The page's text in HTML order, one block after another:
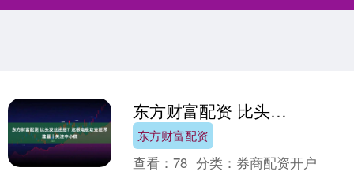
东方财富配资 比头发丝还细！这根电极攻克世界难题｜关注中小微
东方财富配资
查看：78 分类： 券商配资开户